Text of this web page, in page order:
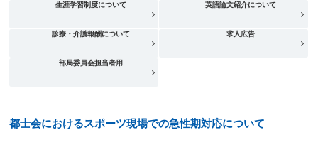
生涯学習制度について 英語論文紹介について
診療・介護報酬について 求人広告
部局委員会担当者用
都士会におけるスポーツ現場での急性期対応について